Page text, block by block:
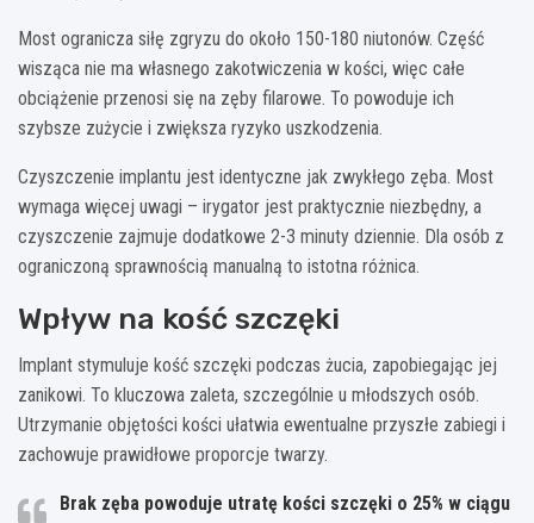
Most ogranicza siłę zgryzu do około 150-180 niutonów. Część
wisząca nie ma własnego zakotwiczenia w kości, więc całe
obciążenie przenosi się na zęby filarowe. To powoduje ich
szybsze zużycie i zwiększa ryzyko uszkodzenia.
Czyszczenie implantu jest identyczne jak zwykłego zęba. Most
wymaga więcej uwagi – irygator jest praktycznie niezbędny, a
czyszczenie zajmuje dodatkowe 2-3 minuty dziennie. Dla osób z
ograniczoną sprawnością manualną to istotna różnica.
Wpływ na kość szczęki
Implant stymuluje kość szczęki podczas żucia, zapobiegając jej
zanikowi. To kluczowa zaleta, szczególnie u młodszych osób.
Utrzymanie objętości kości ułatwia ewentualne przyszłe zabiegi i
zachowuje prawidłowe proporcje twarzy.
Brak zęba powoduje utratę kości szczęki o 25% w ciągu